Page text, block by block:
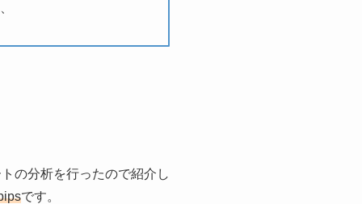
の分析を行ったので紹介し
です。